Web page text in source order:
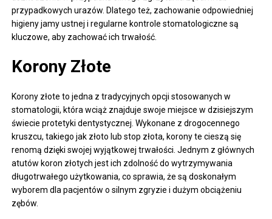
przypadkowych urazów. Dlatego też, zachowanie odpowiedniej
higieny jamy ustnej i regularne kontrole stomatologiczne są
kluczowe, aby zachować ich trwałość.
Korony Złote
Korony złote to jedna z tradycyjnych opcji stosowanych w
stomatologii, która wciąż znajduje swoje miejsce w dzisiejszym
świecie protetyki dentystycznej. Wykonane z drogocennego
kruszcu, takiego jak złoto lub stop złota, korony te cieszą się
renomą dzięki swojej wyjątkowej trwałości. Jednym z głównych
atutów koron złotych jest ich zdolność do wytrzymywania
długotrwałego użytkowania, co sprawia, że są doskonałym
wyborem dla pacjentów o silnym zgryzie i dużym obciążeniu
zębów.